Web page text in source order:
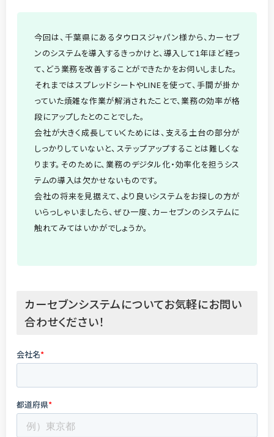
今回は、千葉県にあるタウロスジャパン様から、カーセブ
ンのシステムを導入するきっかけと、導入して1年ほど経っ
て、どう業務を改善することができたかをお伺いしました。
それまではスプレッドシートやLINEを使って、手間が掛か
っていた煩雑な作業が解消されたことで、業務の効率が格
段にアップしたとのことでした。
会社が大きく成長していくためには、支える土台の部分が
しっかりしていないと、ステップアップすることは難しくな
ります。そのために、業務のデジタル化・効率化を担うシス
テムの導入は欠かせないものです。
会社の将来を見据えて、より良いシステムをお探しの方が
いらっしゃいましたら、ぜひ一度、カーセブンのシステムに
触れてみてはいかがでしょうか。
カーセブンシステムについてお気軽にお問い
合わせください！